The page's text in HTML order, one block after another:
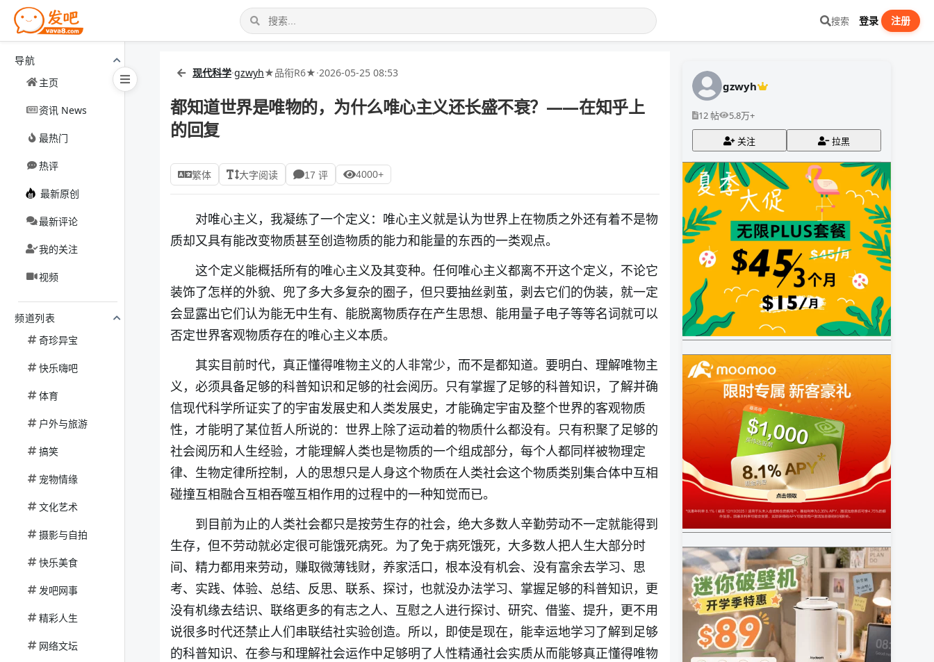
搜索 登录 注册
导航
主页
资讯 News
最热门
热评
最新原创
最新评论
我的关注
视频
频道列表
奇珍异宝
快乐嗨吧
体育
户外与旅游
搞笑
宠物情缘
文化艺术
摄影与自拍
快乐美食
发吧网事
精彩人生
网络文坛
现代科学·gzwyh★品衔R6★·2026-05-25 08:53
都知道世界是唯物的，为什么唯心主义还长盛不衰？——在知乎上
的回复
繁体 大字阅读 17 评 4000+
对唯心主义，我凝练了一个定义：唯心主义就是认为世界上在物质之外还有着不是物
质却又具有能改变物质甚至创造物质的能力和能量的东西的一类观点。
这个定义能概括所有的唯心主义及其变种。任何唯心主义都离不开这个定义，不论它
装饰了怎样的外貌、兜了多大多复杂的圈子，但只要抽丝剥茧，剥去它们的伪装，就一定
会显露出它们认为能无中生有、能脱离物质存在产生思想、能用量子电子等等名词就可以
否定世界客观物质存在的唯心主义本质。
其实目前时代，真正懂得唯物主义的人非常少，而不是都知道。要明白、理解唯物主
义，必须具备足够的科普知识和足够的社会阅历。只有掌握了足够的科普知识，了解并确
信现代科学所证实了的宇宙发展史和人类发展史，才能确定宇宙及整个世界的客观物质
性，才能明了某位哲人所说的：世界上除了运动着的物质什么都没有。只有积聚了足够的
社会阅历和人生经验，才能理解人类也是物质的一个组成部分，每个人都同样被物理定
律、生物定律所控制，人的思想只是人身这个物质在人类社会这个物质类别集合体中互相
碰撞互相融合互相吞噬互相作用的过程中的一种知觉而已。
到目前为止的人类社会都只是按劳生存的社会，绝大多数人辛勤劳动不一定就能得到
生存，但不劳动就必定很可能饿死病死。为了免于病死饿死，大多数人把人生大部分时
间、精力都用来劳动，赚取微薄钱财，养家活口，根本没有机会、没有富余去学习、思
考、实践、体验、总结、反思、联系、探讨，也就没办法学习、掌握足够的科普知识，更
没有机缘去结识、联络更多的有志之人、互慰之人进行探讨、研究、借鉴、提升，更不用
说很多时代还禁止人们串联结社实验创造。所以，即使是现在，能幸运地学习了解到足够
的科普知识、在参与和理解社会运作中足够明了人性精通社会实质从而能够真正懂得唯物
gzwyh
12 帖 5.8万+
关注 拉黑